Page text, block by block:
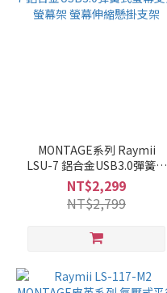
MONTAGE系列 Raymii
LSU-7 鋁合金USB3.0彈簧式
螢幕支架 螢幕架 螢幕伸縮懸
掛支架
NT$2,299
NT$2,799